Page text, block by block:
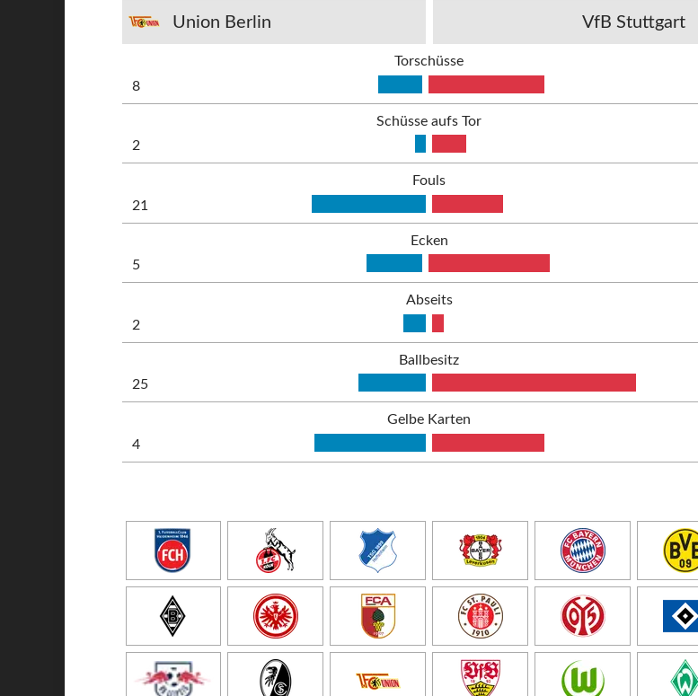
Union Berlin VfB Stuttgart
Torschüsse
8
Schüsse aufs Tor
2
Fouls
21
Ecken
5
Abseits
2
Ballbesitz
25
Gelbe Karten
4